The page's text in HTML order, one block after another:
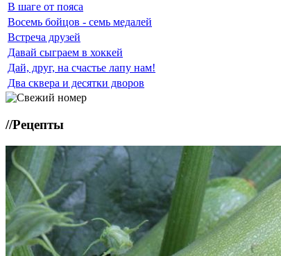
В шаге от пояса
Восемь бойцов - семь медалей
Встреча друзей
Давай сыграем в хоккей
Дай, друг, на счастье лапу нам!
Два сквера и десятки дворов
//Рецепты